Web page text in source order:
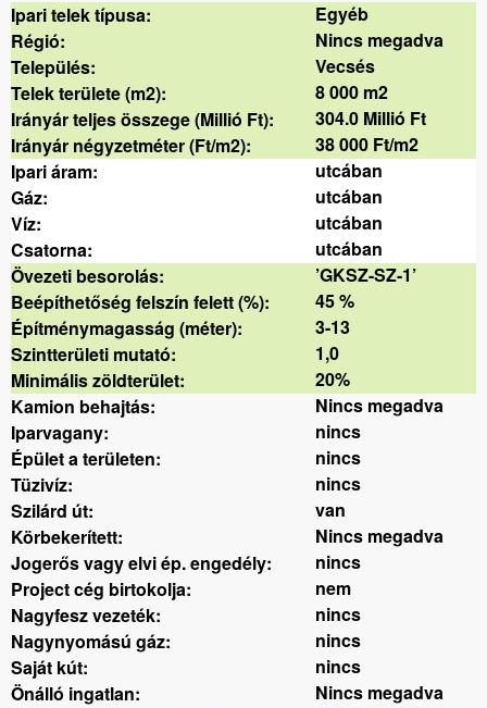
Ipari telek típusa:
Egyéb
Régió:
Nincs megadva
Település:
Vecsés
Telek területe (m2):
8 000 m2
Irányár teljes összege (Millió Ft):
304.0 Millió Ft
Irányár négyzetméter (Ft/m2):
38 000 Ft/m2
Ipari áram:
utcában
Gáz:
utcában
Víz:
utcában
Csatorna:
utcában
Övezeti besorolás:
’GKSZ-SZ-1’
Beépíthetőség felszín felett (%):
45 %
Építménymagasság (méter):
3-13
Szintterületi mutató:
1,0
Minimális zöldterület:
20%
Kamion behajtás:
Nincs megadva
Iparvagany:
nincs
Épület a területen:
nincs
Tüzivíz:
nincs
Szilárd út:
van
Körbekerített:
Nincs megadva
Jogerős vagy elvi ép. engedély:
nincs
Project cég birtokolja:
nem
Nagyfesz vezeték:
nincs
Nagynyomású gáz:
nincs
Saját kút:
nincs
Önálló ingatlan:
Nincs megadva